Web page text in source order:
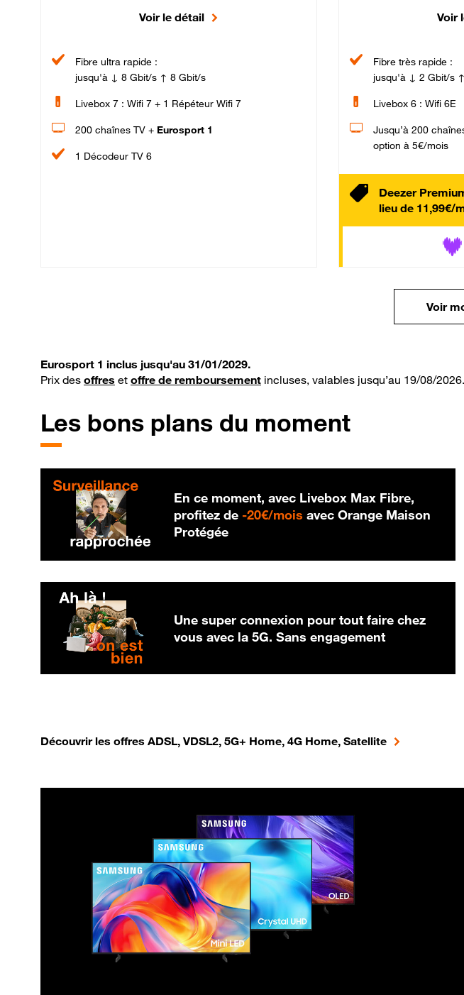
Voir le détail
Fibre ultra rapide :
jusqu'à ↓ 8 Gbit/s ↑ 8 Gbit/s
Livebox 7 : Wifi 7 + 1 Répéteur Wifi 7
200 chaînes TV + Eurosport 1
1 Décodeur TV 6
Voir
Fibre très rapide :
jusqu'à ↓ 2 Gbit/s
Livebox 6 : Wifi 6E
Jusqu’à 200
option à 5€/mois
Deezer
lieu de 11,99€/
Voir
Eurosport 1 inclus jusqu'au 31/01/2029.
Prix des offres et offre de remboursement incluses, valables jusqu’au 19/08/2026.
Les bons plans du moment
En ce moment, avec Livebox Max Fibre,
profitez de -20€/mois 20 € par mois
avec Orange Maison
Protégée
Une super connexion pour tout faire chez
vous avec la 5G. Sans engagement
Découvrir les offres ADSL, VDSL2, 5G+ Home, 4G Home, Satellite